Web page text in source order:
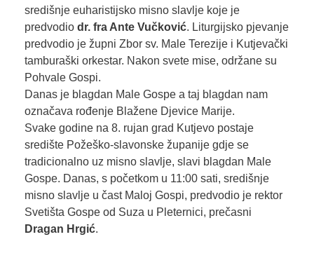
središnje euharistijsko misno slavlje koje je
predvodio dr. fra Ante Vučković. Liturgijsko pjevanje
predvodio je župni Zbor sv. Male Terezije i Kutjevački
tamburaški orkestar. Nakon svete mise, održane su
Pohvale Gospi.
Danas je blagdan Male Gospe a taj blagdan nam
označava rođenje Blažene Djevice Marije.
Svake godine na 8. rujan grad Kutjevo postaje
središte Požeško-slavonske županije gdje se
tradicionalno uz misno slavlje, slavi blagdan Male
Gospe. Danas, s početkom u 11:00 sati, središnje
misno slavlje u čast Maloj Gospi, predvodio je rektor
Svetišta Gospe od Suza u Pleternici, prečasni
Dragan Hrgić.